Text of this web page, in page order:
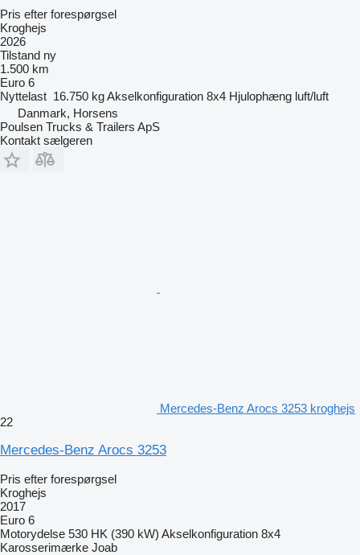
Pris efter forespørgsel
Kroghejs
2026
Tilstand ny
1.500 km
Euro 6
Nyttelast 16.750 kgAkselkonfiguration 8x4 Hjulophæng luft/luft
Danmark, Horsens
Poulsen Trucks & Trailers ApS
Kontakt sælgeren
Mercedes-Benz Arocs 3253 kroghejs
22
Mercedes-Benz Arocs 3253
Pris efter forespørgsel
Kroghejs
2017
Euro 6
Motorydelse 530 HK (390 kW) Akselkonfiguration 8x4
Karosserimærke Joab